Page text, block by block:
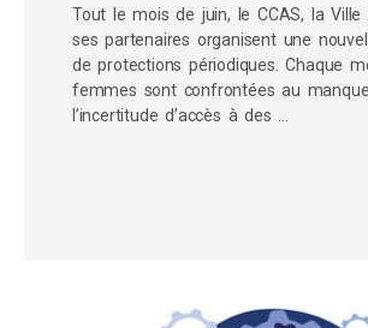
Tout le mois de juin, le CCAS, la Ville
ses partenaires organisent une
de protections périodiques. Chaque
femmes sont confrontées au
l’incertitude d’accès à des …